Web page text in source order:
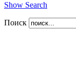
Show Search
Поиск